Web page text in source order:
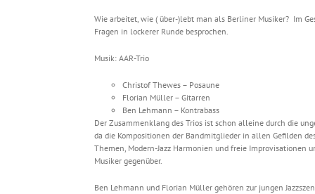
Wie arbeitet, wie ( über-)lebt man als Berliner Musiker? Im
Fragen in lockerer Runde besprochen.
Musik: AAR-Trio
Christof Thewes – Posaune
Florian Müller – Gitarren
Ben Lehmann – Kontrabass
Der Zusammenklang des Trios ist schon alleine durch die
da die Kompositionen der Bandmitglieder in allen Gefilden
Themen, Modern-Jazz Harmonien und freie Improvisationen
Musiker gegenüber.
Ben Lehmann und Florian Müller gehören zur jungen